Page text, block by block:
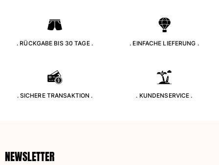
. RÜCKGABE BIS 30 TAGE . . EINFACHE LIEFERUNG .
. SICHERE TRANSAKTION . . KUNDENSERVICE .
NEWSLETTER